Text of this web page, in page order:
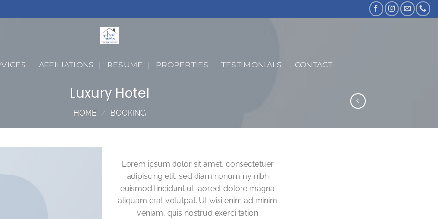
AFFILIATIONS RESUME PROPERTIES TESTIMONIALS CONTACT
Luxury Hotel
HOME / BOOKING
Lorem ipsum dolor sit amet, consectetuer
adipiscing elit, sed diam nonummy nibh
euismod tincidunt ut laoreet dolore magna
aliquam erat volutpat. Ut wisi enim ad minim
veniam, quis nostrud exerci tation